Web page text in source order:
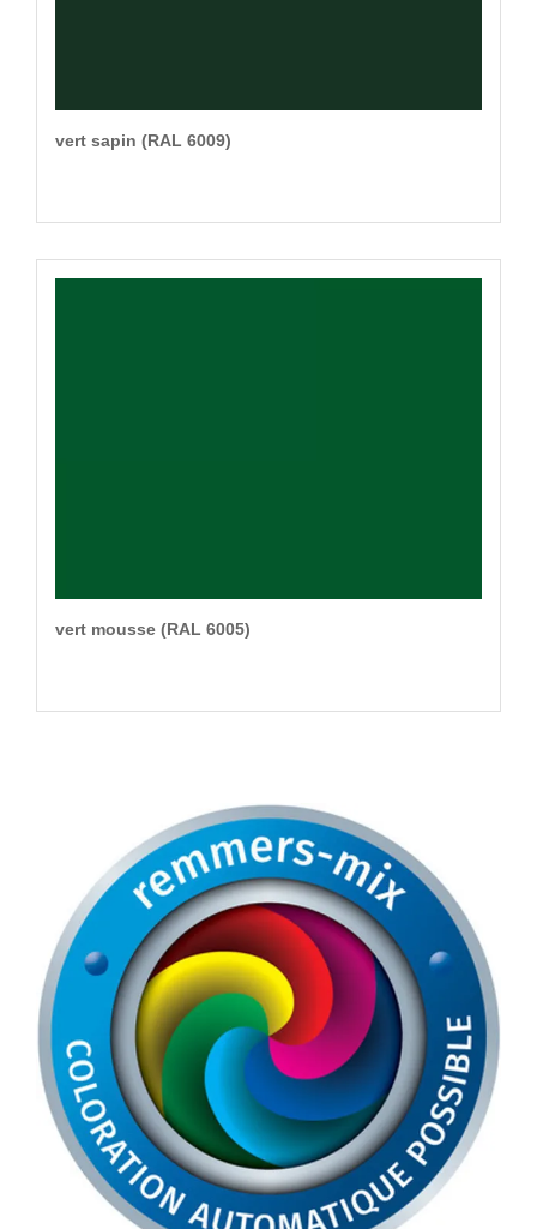
vert sapin (RAL 6009)
vert mousse (RAL 6005)